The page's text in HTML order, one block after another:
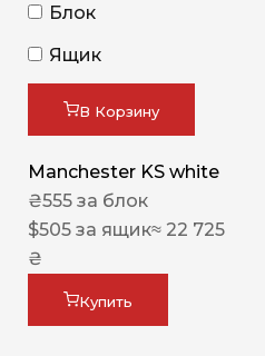
Блок
Ящик
В Корзину
Manchester KS white
₴555 за блок
$505 за ящик≈ 22 725
₴
Купить